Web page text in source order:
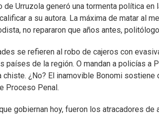
de Urruzola generó una tormenta política
a su autora. La máxima de matar al
no repararon que años antes,
se refieren al robo de cajeros con
países de la región. O mandan a policías a
chiste. ¿No? El inamovible Bonomi
Proceso Penal.
gobiernan hoy, fueron los atracadores